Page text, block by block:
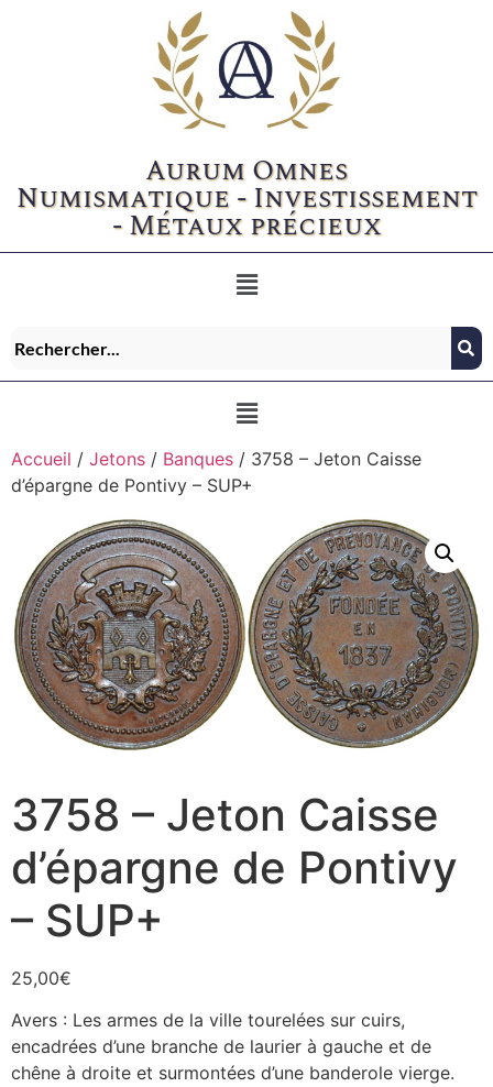
Aurum Omnes
Numismatique - Investissement
- Métaux précieux
Accueil / Jetons / Banques / 3758 – Jeton Caisse
d’épargne de Pontivy – SUP+
3758 – Jeton Caisse
d’épargne de Pontivy
– SUP+
25,00€
Avers : Les armes de la ville tourelées sur cuirs,
encadrées d’une branche de laurier à gauche et de
chêne à droite et surmontées d’une banderole vierge.